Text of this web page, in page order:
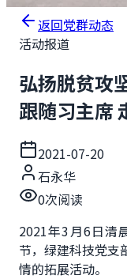
返回党群动态
活动报道
弘扬脱贫攻
跟随习主席
2021-07-20
石永华
0次阅读
2021年3月6日清
节，绿建科技党支
情的拓展活动。